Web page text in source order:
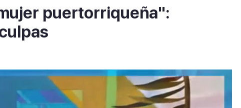
puertorriqueña":